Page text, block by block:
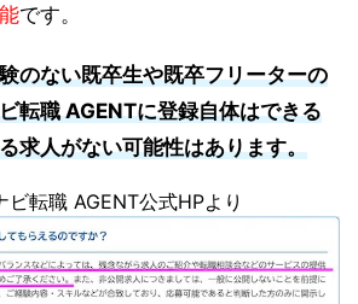
です。
のない既卒生や既卒フリーターの
転職 AGENTに登録自体はできる
求人がない可能性はあります。
転職 AGENT公式HPより